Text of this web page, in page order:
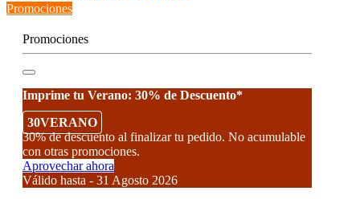
Promociones
Promociones
Imprime tu Verano: 30% de Descuento*
30VERANO
30% de descuento al finalizar tu pedido. No acumulable
con otras promociones.
Aprovechar ahora
Válido hasta - 31 Agosto 2026